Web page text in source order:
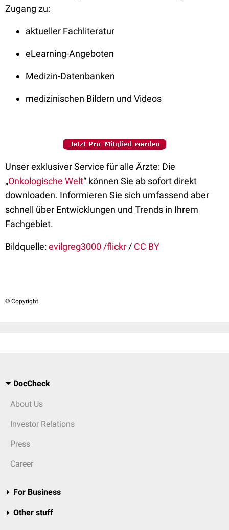
Zugang zu:
aktueller Fachliteratur
eLearning-Angeboten
Medizin-Datenbanken
medizinischen Bildern und Videos
Unser exklusiver Service für alle Ärzte: Die
„Onkologische Welt“ können Sie ab sofort direkt
downloaden. Informieren Sie sich umfassend aber
schnell über Entwicklungen und Trends in Ihrem
Fachgebiet.
Bildquelle:evilgreg3000 /flickr / CC BY
© Copyright
DocCheck
About Us
Investor Relations
Press
Career
For Business
Other stuff